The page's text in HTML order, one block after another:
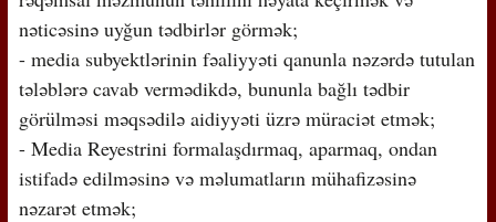
nəticəsinə uyğun tədbirlər görmək;
- media subyektlərinin fəaliyyəti qanunla nəzərdə tutulan
tələblərə cavab vermədikdə, bununla bağlı tədbir
görülməsi məqsədilə aidiyyəti üzrə müraciət etmək;
- Media Reyestrini formalaşdırmaq, aparmaq, ondan
istifadə edilməsinə və məlumatların mühafizəsinə
nəzarət etmək;